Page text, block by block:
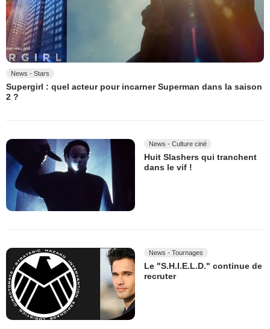
News - Stars
Supergirl : quel acteur pour incarner Superman dans la saison
2 ?
News - Culture ciné
Huit Slashers qui tranchent
dans le vif !
News - Tournages
Le "S.H.I.E.L.D." continue de
recruter